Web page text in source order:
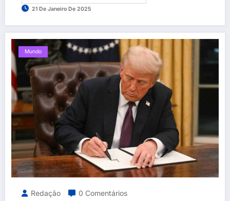
21 De Janeiro De 2025
Mundo
Redação 0 Comentários